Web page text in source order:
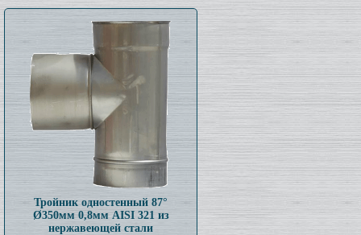
Тройник одностенный 87°
Ø350мм 0,8мм AISI 321 из
нержавеющей стали